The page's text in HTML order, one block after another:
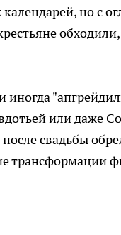
но с
или даже
свадьбы
трансформации